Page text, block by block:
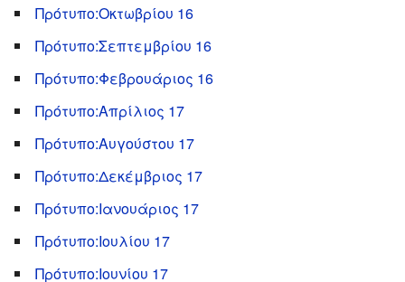
Πρότυπο:Οκτωβρίου 16
Πρότυπο:Σεπτεμβρίου 16
Πρότυπο:Φεβρουάριος 16
Πρότυπο:Απρίλιος 17
Πρότυπο:Αυγούστου 17
Πρότυπο:Δεκέμβριος 17
Πρότυπο:Ιανουάριος 17
Πρότυπο:Ιουλίου 17
Πρότυπο:Ιουνίου 17